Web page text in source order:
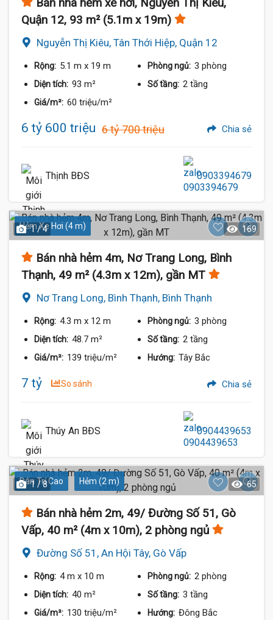
Quận 12, 93 m² (5.1m x 19m)
Nguyễn Thị Kiêu, Tân Thới Hiệp, Quận 12
Rộng: 5.1 m x 19 m Phòng ngủ: 3 phòng
Diện tích: 93 m² Số tầng: 2 tầng
Giá/m²: 60 triệu/m²
6 tỷ 600 triệu 6 tỷ 700 triệu Chia sẻ
Thịnh BĐS 0903394679
Hẻm Xe Hơi (4 m)
1 / 4 169
Bán nhà hẻm 4m, Nơ Trang Long, Bình
Thạnh, 49 m² (4.3m x 12m), gần MT
Nơ Trang Long, Bình Thạnh, Bình Thạnh
Rộng: 4.3 m x 12 m Phòng ngủ: 3 phòng
Diện tích: 48.7 m² Số tầng: 2 tầng
Giá/m²: 139 triệu/m² Hướng: Tây Bắc
7 tỷ So sánh Chia sẻ
Thúy An BĐS 0904439653
Dân Trí Cao Hẻm (2 m)
1 / 8 65
Bán nhà hẻm 2m, 49/ Đường Số 51, Gò
Vấp, 40 m² (4m x 10m), 2 phòng ngủ
Đường Số 51, An Hội Tây, Gò Vấp
Rộng: 4 m x 10 m Phòng ngủ: 2 phòng
Diện tích: 40 m² Số tầng: 3 tầng
Giá/m²: 130 triệu/m² Hướng: Đông Bắc